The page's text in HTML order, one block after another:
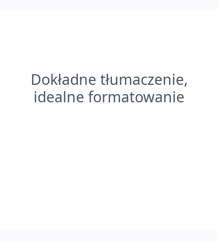
Dokładne tłumaczenie,
idealne formatowanie